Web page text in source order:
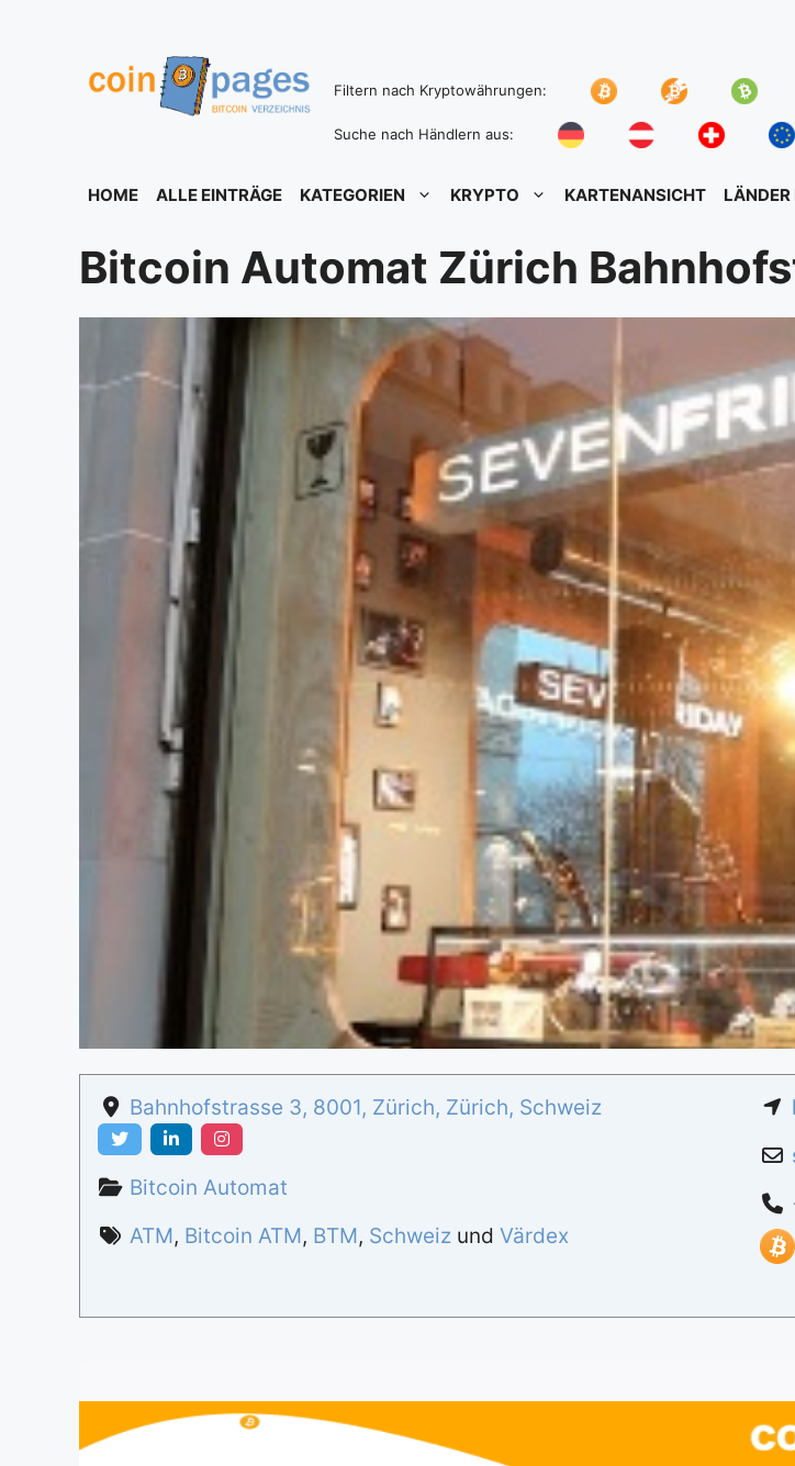
Filtern nach Kryptowährungen:
Suche nach Händlern aus:
HOME ALLE EINTRÄGE KATEGORIEN KRYPTO KARTENANSICHT LÄNDER
Bitcoin Automat Zürich
Bahnhofstrasse 3, 8001, Zürich, Zürich, Schweiz
Bitcoin Automat
ATM, Bitcoin ATM, BTM, Schweiz und Värdex